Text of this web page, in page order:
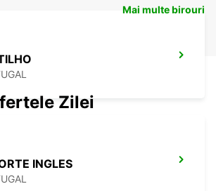
INGLES
Mai multe birouri
Zilei